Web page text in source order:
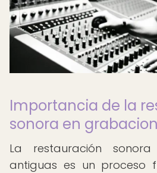
Importancia de la
sonora en
La restauración
antiguas es un proceso